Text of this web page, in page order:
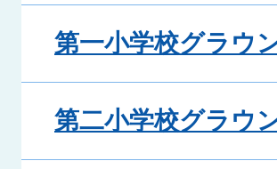
第一小学校グラウ
第二小学校グラウ